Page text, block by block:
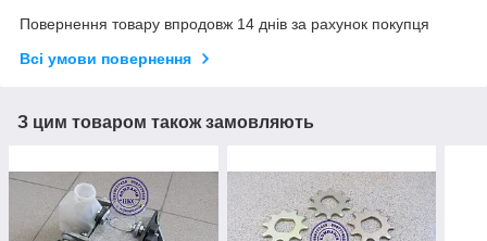
Повернення товару впродовж 14 днів за рахунок покупця
Всі умови повернення
З цим товаром також замовляють